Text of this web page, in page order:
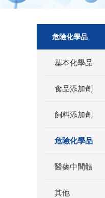
危險化學品
基本化學品
食品添加劑
飼料添加劑
危險化學品
醫藥中間體
其他